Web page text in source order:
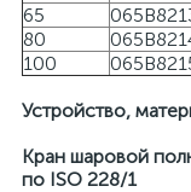
65
80
100
Устройство,
Кран шаровой
по ISO 228/1